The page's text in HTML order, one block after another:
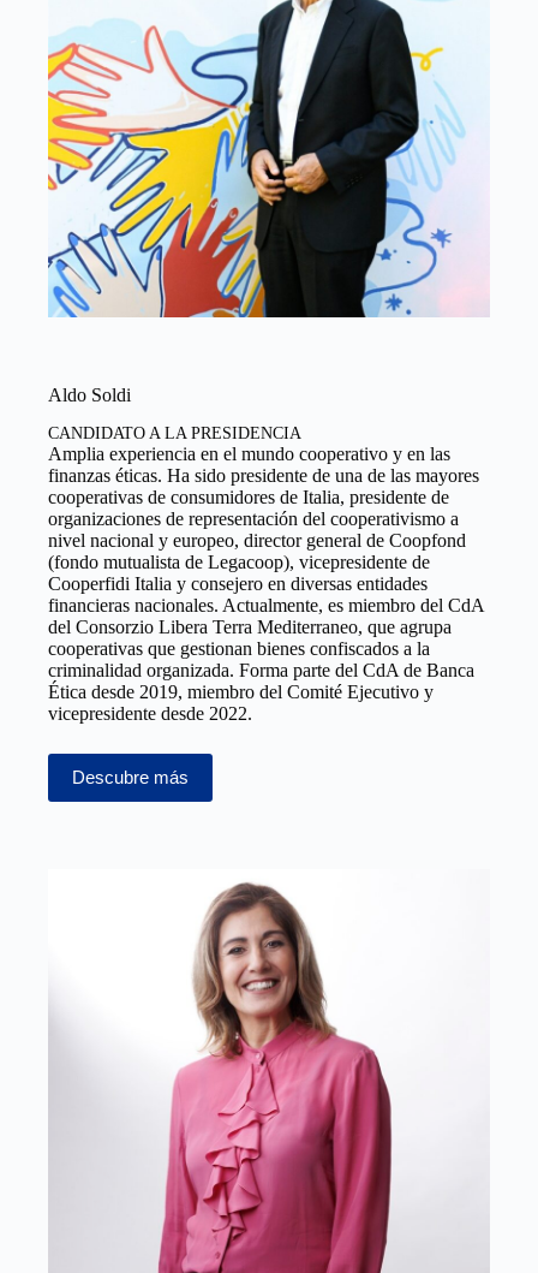
Aldo Soldi
CANDIDATO A LA PRESIDENCIA
Amplia experiencia en el mundo cooperativo y en las
finanzas éticas. Ha sido presidente de una de las mayores
cooperativas de consumidores de Italia, presidente de
organizaciones de representación del cooperativismo a
nivel nacional y europeo, director general de Coopfond
(fondo mutualista de Legacoop), vicepresidente de
Cooperfidi Italia y consejero en diversas entidades
financieras nacionales. Actualmente, es miembro del CdA
del Consorzio Libera Terra Mediterraneo, que agrupa
cooperativas que gestionan bienes confiscados a la
criminalidad organizada. Forma parte del CdA de Banca
Ética desde 2019, miembro del Comité Ejecutivo y
vicepresidente desde 2022.
Descubre más